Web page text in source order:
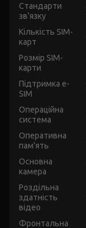
Стандарти
зв'язку
Кількість SIM-
карт
Розмір SIM-
карти
Підтримка e-
SIM
Операційна
система
Оперативна
пам'ять
Основна
камера
Роздільна
здатність
відео
Фронтальна